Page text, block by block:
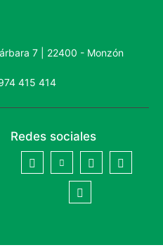
7 | 22400 - Monzón
415 414
Redes sociales